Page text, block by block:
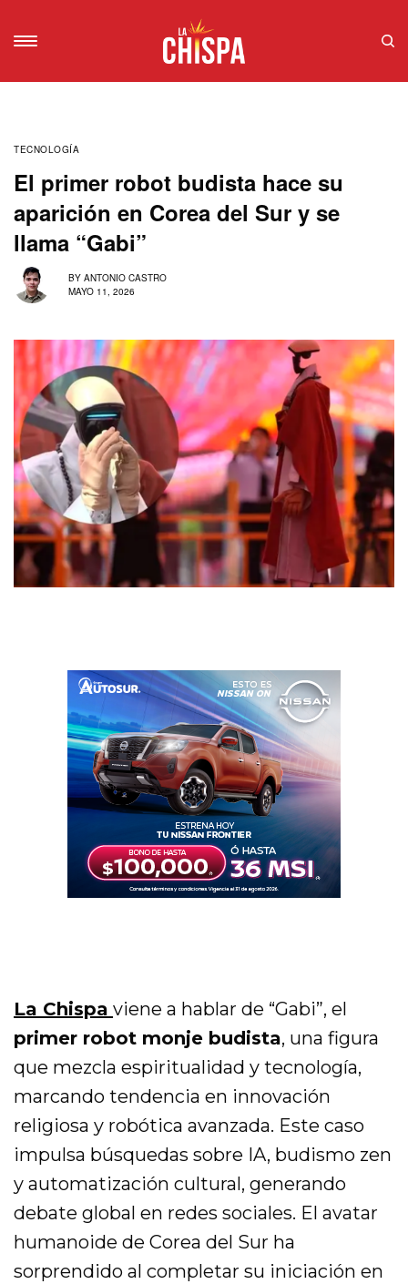
TECNOLOGÍA
El primer robot budista hace su
aparición en Corea del Sur y se
llama “Gabi”
BY ANTONIO CASTRO
MAYO 11, 2026
La Chispa viene a hablar de “Gabi”, el
primer robot monje budista, una figura
que mezcla espiritualidad y tecnología,
marcando tendencia en innovación
religiosa y robótica avanzada. Este caso
impulsa búsquedas sobre IA, budismo zen
y automatización cultural, generando
debate global en redes sociales. El avatar
humanoide de Corea del Sur ha
sorprendido al completar su iniciación en